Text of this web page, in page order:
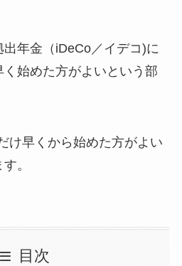
年金（iDeCo／イデコ)に
始めた方がよいという部
け早くから始めた方がよい
。
目次